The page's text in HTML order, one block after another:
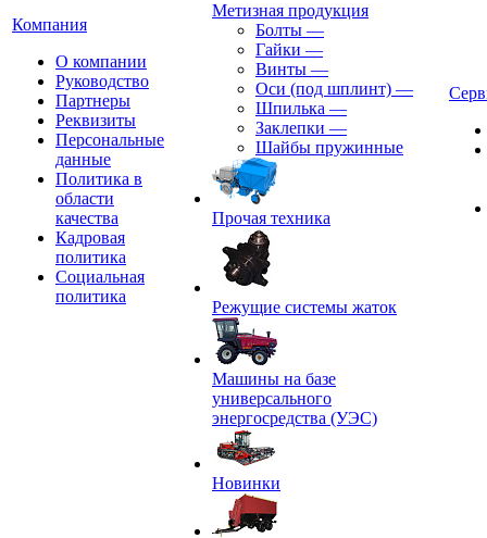
Компания
О компании
Руководство
Партнеры
Реквизиты
Персональные
данные
Политика в
области
качества
Кадровая
политика
Социальная
политика
Метизная продукция
Болты —
Гайки —
Винты —
Оси (под шплинт) —
Шпилька —
Заклепки —
Шайбы пружинные
Прочая техника
Режущие системы жаток
Машины на базе
универсального
энергосредства (УЭС)
Новинки